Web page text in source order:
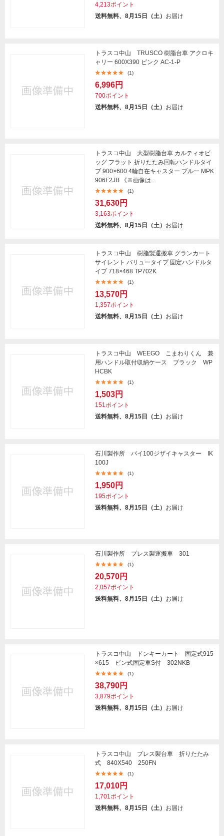
4,213ポイント
送料無料、8月15日（土） お届け
トラスコ中山 TRUSCO 樹脂台車 アクロキ
ャリー 600X390 ピンク AC-1-P
(1)
6,996円
700ポイント
送料無料、8月15日（土） お届け
トラスコ中山 大型樹脂台車 カルティオビ
ッグ フラット 折りたたみ回転ハンドルタイ
プ 900×600 4輪自在キャスター ブルー MPK
906F2JB 《※画像は...
(1)
31,630円
3,163ポイント
送料無料、8月15日（土） お届け
トラスコ中山 樹脂製運搬車 グランカート
サイレント バリュータイプ 固定ハンドルタ
イプ 718×468 TP702K
(1)
13,570円
1,357ポイント
送料無料、8月15日（土） お届け
トラスコ中山 WEEGO こまわりくん 兼
用ハンドル取付収納ケース ブラック WP
HCBK
(1)
1,503円
151ポイント
送料無料、8月15日（土） お届け
石川製作所 パイ100ジザイキャスター IK
100J
(1)
1,950円
195ポイント
送料無料、8月15日（土） お届け
石川製作所 プレス製運搬車 301
(1)
20,570円
2,057ポイント
送料無料、8月15日（土） お届け
トラスコ中山 ドンキーカート 固定式915
×615 ピン式固定車S付 302NKB
(1)
38,790円
3,879ポイント
送料無料、8月15日（土） お届け
トラスコ中山 プレス製台車 折りたたみ
式 840X540 250FN
(1)
17,010円
1,701ポイント
送料無料、8月15日（土） お届け